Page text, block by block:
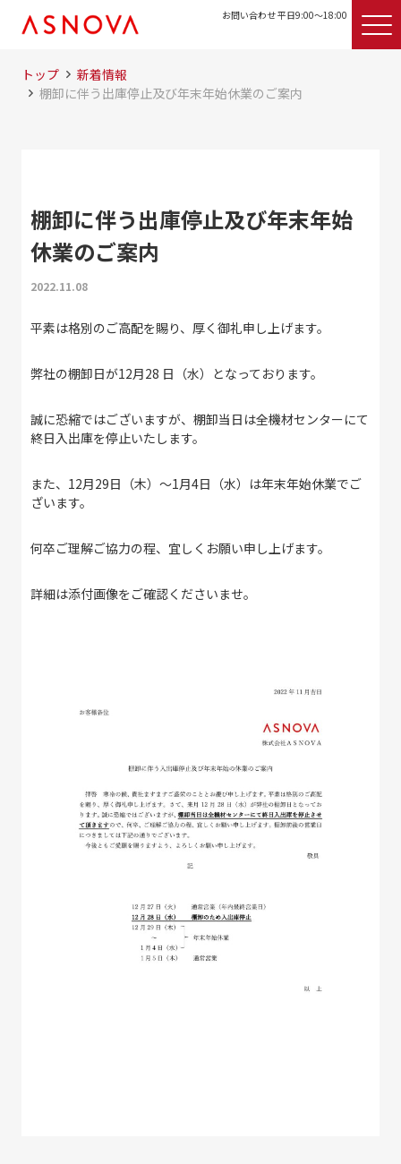
お問い合わせ 平日9:00〜18:00
トップ
新着情報
棚卸に伴う出庫停止及び年末年始休業のご案内
棚卸に伴う出庫停止及び年末年始
休業のご案内
2022.11.08
平素は格別のご高配を賜り、厚く御礼申し上げます。
弊社の棚卸日が12月28 日（水）となっております。
誠に恐縮ではございますが、棚卸当日は全機材センターにて
終日入出庫を停止いたします。
また、12月29日（木）～1月4日（水）は年末年始休業でご
ざいます。
何卒ご理解ご協力の程、宜しくお願い申し上げます。
詳細は添付画像をご確認くださいませ。